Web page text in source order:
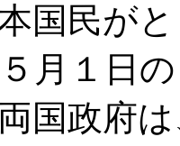
国民が
月１日
国政府